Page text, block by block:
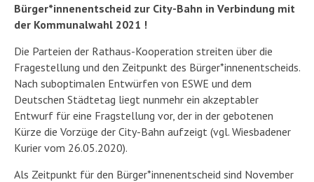
Bürger*innenentscheid zur City-Bahn in Verbindung mit
der Kommunalwahl 2021 !
Die Parteien der Rathaus-Kooperation streiten über die
Fragestellung und den Zeitpunkt des Bürger*innenentscheids.
Nach suboptimalen Entwürfen von ESWE und dem
Deutschen Städtetag liegt nunmehr ein akzeptabler
Entwurf für eine Fragstellung vor, der in der gebotenen
Kürze die Vorzüge der City-Bahn aufzeigt (vgl. Wiesbadener
Kurier vom 26.05.2020).
Als Zeitpunkt für den Bürger*innenentscheid sind November